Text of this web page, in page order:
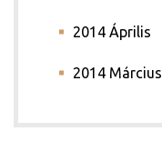
2014 Április
2014 Március